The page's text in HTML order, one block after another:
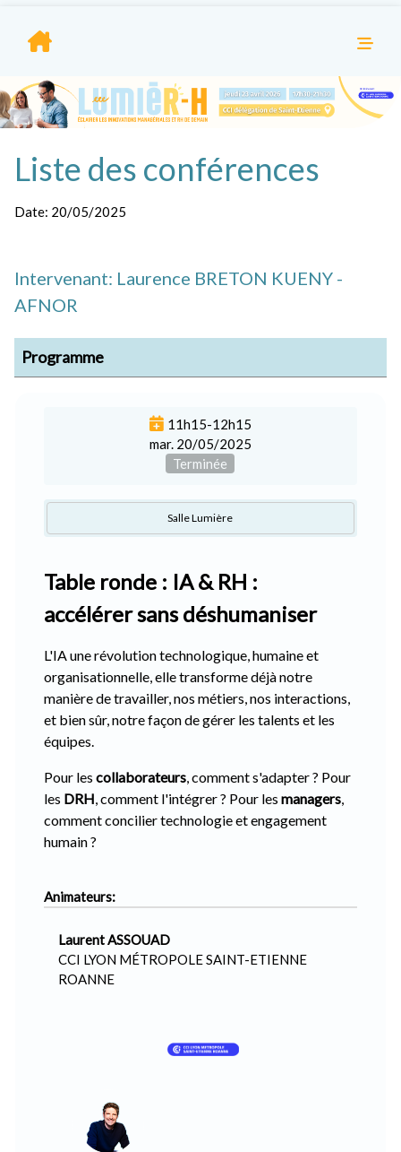
Liste des conférences
Date: 20/05/2025
Intervenant: Laurence BRETON KUENY -
AFNOR
Programme
11h15-12h15
mar. 20/05/2025
Terminée
Salle Lumière
Table ronde : IA & RH :
accélérer sans déshumaniser
L'IA une révolution technologique, humaine et
organisationnelle, elle transforme déjà notre
manière de travailler, nos métiers, nos interactions,
et bien sûr, notre façon de gérer les talents et les
équipes.
Pour les collaborateurs, comment s'adapter ? Pour
les DRH, comment l'intégrer ? Pour les managers,
comment concilier technologie et engagement
humain ?
Animateurs:
Laurent ASSOUAD
CCI LYON MÉTROPOLE SAINT-ETIENNE
ROANNE